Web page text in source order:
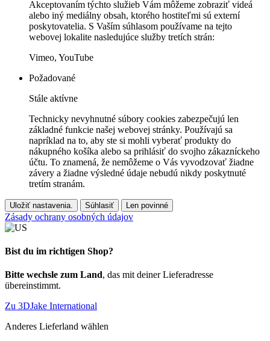
Akceptovaním týchto služieb Vám môžeme zobraziť videá
alebo iný mediálny obsah, ktorého hostiteľmi sú externí
poskytovatelia. S Vaším súhlasom používame na tejto
webovej lokalite nasledujúce služby tretích strán:
Vimeo, YouTube
Požadované
Stále aktívne
Technicky nevyhnutné súbory cookies zabezpečujú len
základné funkcie našej webovej stránky. Používajú sa
napríklad na to, aby ste si mohli vyberať produkty do
nákupného košíka alebo sa prihlásiť do svojho zákazníckeho
účtu. To znamená, že nemôžeme o Vás vyvodzovať žiadne
závery a žiadne výsledné údaje nebudú nikdy poskytnuté
tretím stranám.
Uložiť nastavenia. Súhlasiť Len povinné
Zásady ochrany osobných údajov
Bist du im richtigen Shop?
Bitte wechsle zum Land, das mit deiner Lieferadresse
übereinstimmt.
Zu 3DJake International
Anderes Lieferland wählen